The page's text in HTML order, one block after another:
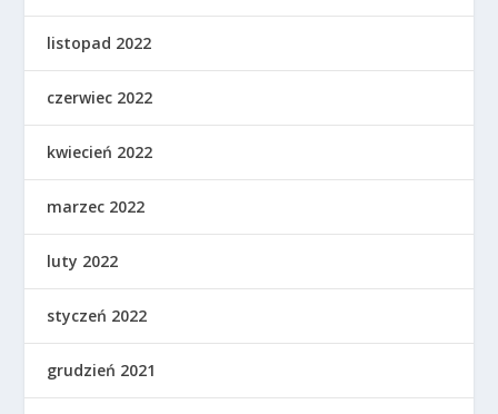
listopad 2022
czerwiec 2022
kwiecień 2022
marzec 2022
luty 2022
styczeń 2022
grudzień 2021